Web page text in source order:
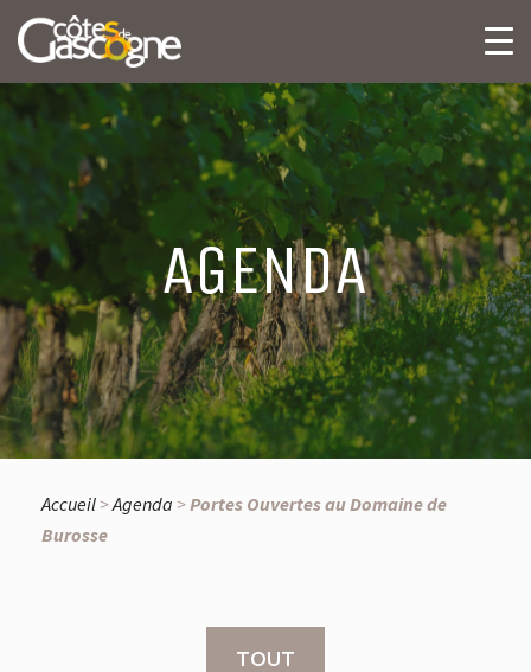
AGENDA
Accueil >Agenda >Portes Ouvertes au Domaine de
Burosse
TOUT